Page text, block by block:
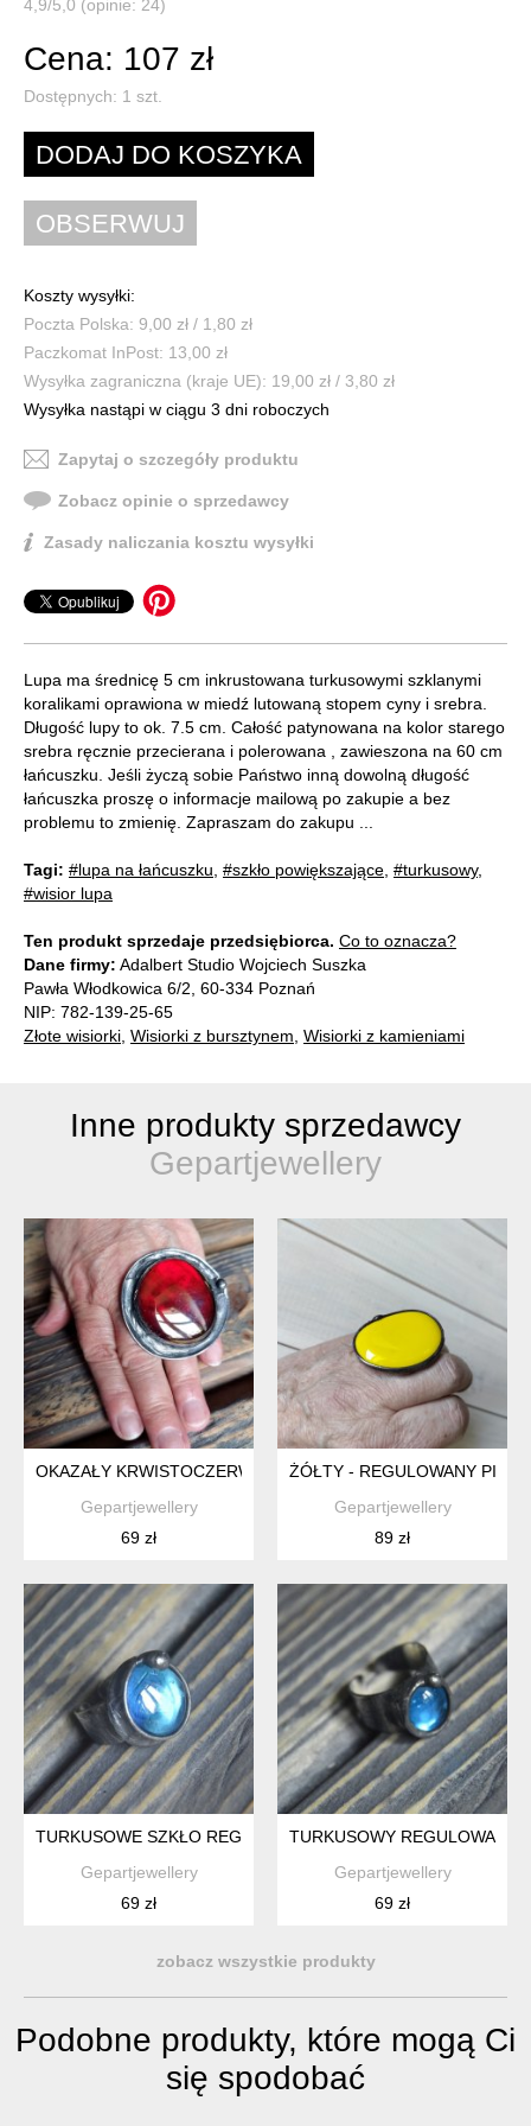
4,9/5,0 (opinie: 24)
Cena: 107 zł
Dostępnych: 1 szt.
Koszty wysyłki:
Poczta Polska: 9,00 zł / 1,80 zł
Paczkomat InPost: 13,00 zł
Wysyłka zagraniczna (kraje UE): 19,00 zł / 3,80 zł
Wysyłka nastąpi w ciągu 3 dni roboczych
Zapytaj o szczegóły produktu
Zobacz opinie o sprzedawcy
Zasady naliczania kosztu wysyłki
Lupa ma średnicę 5 cm inkrustowana turkusowymi szklanymi
koralikami oprawiona w miedź lutowaną stopem cyny i srebra.
Długość lupy to ok. 7.5 cm. Całość patynowana na kolor starego
srebra ręcznie przecierana i polerowana , zawieszona na 60 cm
łańcuszku. Jeśli życzą sobie Państwo inną dowolną długość
łańcuszka proszę o informacje mailową po zakupie a bez
problemu to zmienię. Zapraszam do zakupu ...
Tagi: #lupa na łańcuszku #szkło powiększające #turkusowy,
#wisior lupa
Ten produkt sprzedaje przedsiębiorca. Co to oznacza?
Dane firmy: Adalbert Studio Wojciech Suszka
Pawła Włodkowica 6/2, 60-334 Poznań
NIP: 782-139-25-65
Złote wisiorki Wisiorki z bursztynem Wisiorki z kamieniami
Inne produkty sprzedawcy
Gepartjewellery
OKAZAŁY KRWISTOCZERWONY REGULOWANY WITRAŻOWY
Gepartjewellery
69 zł
ŻÓŁTY - REGULOWANY
Gepartjewellery
89 zł
TURKUSOWE SZKŁO REGULOWANY WITRAŻOWY
Gepartjewellery
69 zł
TURKUSOWY REGULOWANY
Gepartjewellery
69 zł
zobacz wszystkie produkty
Podobne produkty, które mogą Ci
się spodobać